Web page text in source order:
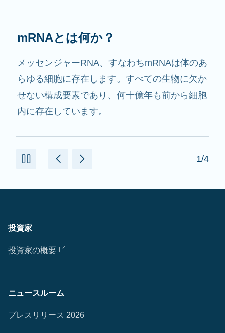
その役割は？
その名前が示すように、mRNAは情報を伝える
役割を果たします。細胞内で他の成分と相互作
用し、必要なたんぱく質を作るのを助けます。
投資家
投資家の概要
ニュースルーム
プレスリリース 2026